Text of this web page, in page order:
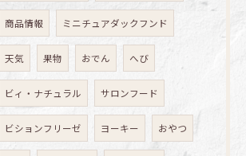
商品情報 ミニチュアダックフンド
天気 果物 おでん へび
ビィ・ナチュラル サロンフード
ビションフリーゼ ヨーキー おやつ